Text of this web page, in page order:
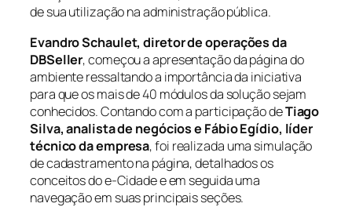
de sua utilização na administração pública.
Evandro Schaulet, diretor de operações da
DBSeller, começou a apresentação da página do
ambiente ressaltando a importância da iniciativa
para que os mais de 40 módulos da solução sejam
conhecidos. Contando com a participação deTiago
Silva, analista de negócios e Fábio Egídio, líder
técnico da empresa, foi realizada uma simulação
de cadastramento na página, detalhados os
conceitos do e-Cidade e em seguida uma
navegação em suas principais seções.